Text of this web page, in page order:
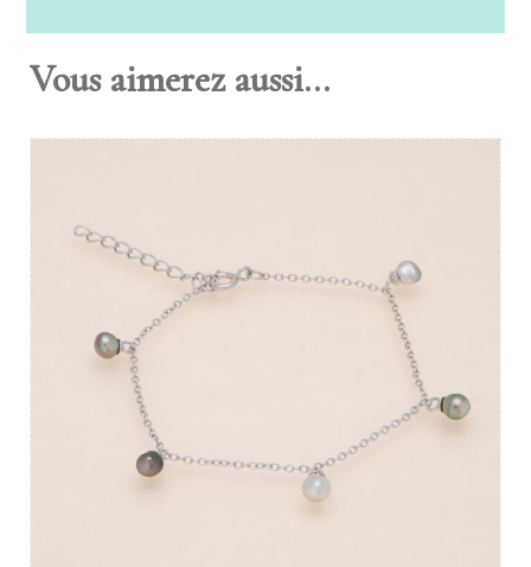
Vous aimerez aussi...